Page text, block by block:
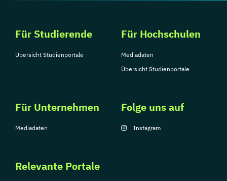
Für Studierende
Übersicht Studienportale
Für Hochschulen
Mediadaten
Übersicht Studienportale
Für Unternehmen
Mediadaten
Relevante Portale
Folge uns auf
Instagram